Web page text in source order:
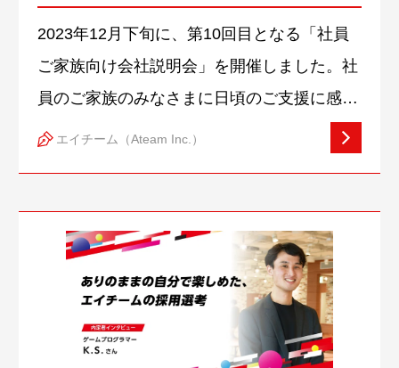
スマス！
2023年12月下旬に、第10回目となる「社員
ご家族向け会社説明会」を開催しました。社
員のご家族のみなさまに日頃のご支援に感謝
をお伝えするとともに、企業活動についてよ
してまいりましたが、2023年5月の新型コロ
ナウイルス感染症の5類移行を経て、4年ぶり
に社員食堂を開放してお食事もお楽しみいた
だきました。また、12月開催ということで、
エイチーム（Ateam Inc.）